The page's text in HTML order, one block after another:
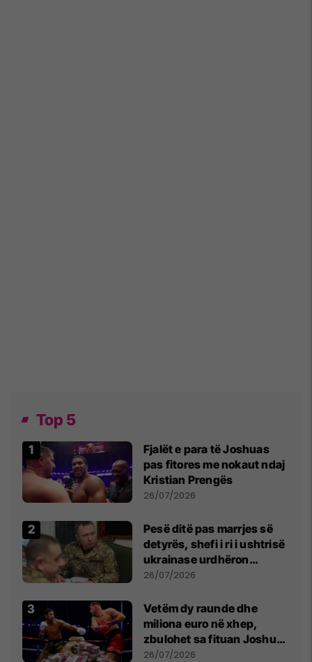
Top 5
Fjalët e para të Joshuas
pas fitores me nokaut ndaj
Kristian Prengës
26/07/2026
Pesë ditë pas marrjes së
detyrës, shefi i ri i ushtrisë
ukrainase urdhëron
kontroll të madh
26/07/2026
Vetëm dy raunde dhe
miliona euro në xhep,
zbulohet sa fituan Joshua
e Prenga
26/07/2026